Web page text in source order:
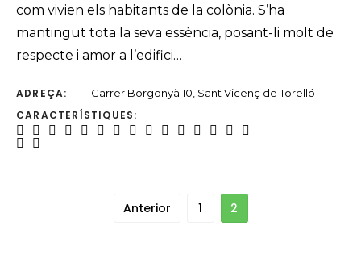
com vivien els habitants de la colònia. S’ha
mantingut tota la seva essència, posant-li molt de
respecte i amor a l’edifici…
ADREÇA: Carrer Borgonyà 10, Sant Vicenç de Torelló
CARACTERÍSTIQUES:
Anterior 1 2